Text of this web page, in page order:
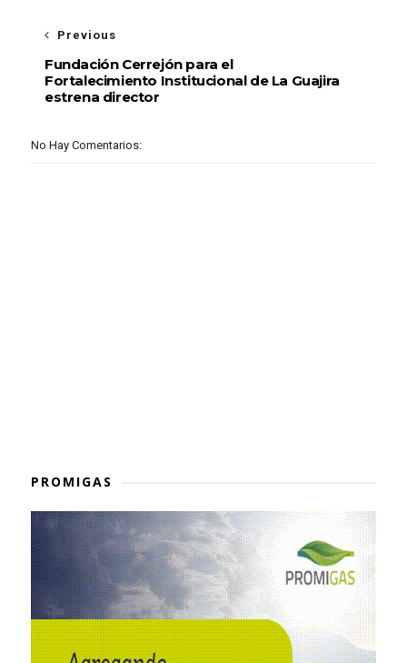
Previous
Fundación Cerrejón para el
Fortalecimiento Institucional de La Guajira
estrena director
No Hay Comentarios:
PROMIGAS